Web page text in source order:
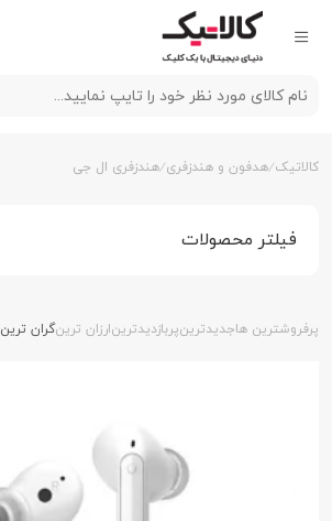
کالاتیک هدفون و هندزفری هندزفری ال جی
فیلتر محصولات
پرفروشترین هاجدیدترینپربازدیدترینارزان ترینگران ترین